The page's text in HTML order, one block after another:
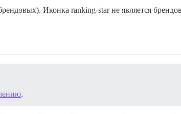
Иконка ranking-star не является
.